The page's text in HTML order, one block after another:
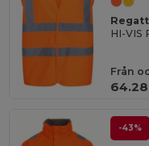
HI-VIS
Från
-43%